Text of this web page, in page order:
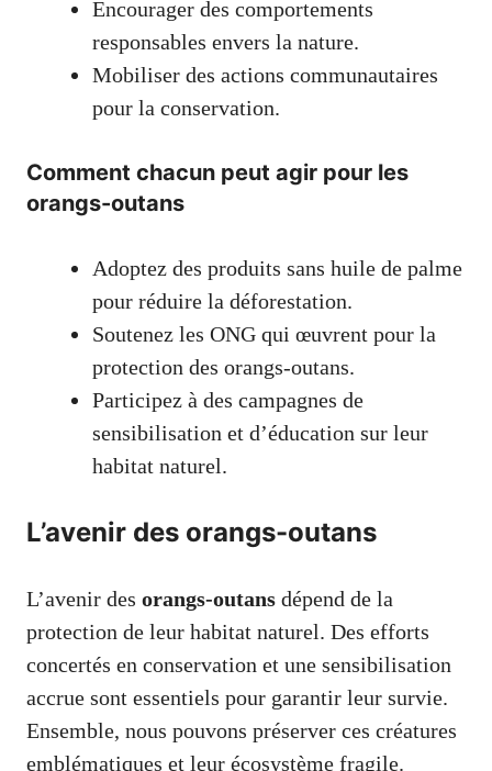
Encourager des comportements
responsables envers la nature.
Mobiliser des actions communautaires
pour la conservation.
Comment chacun peut agir pour les
orangs-outans
Adoptez des produits sans huile de palme
pour réduire la déforestation.
Soutenez les ONG qui œuvrent pour la
protection des orangs-outans.
Participez à des campagnes de
sensibilisation et d’éducation sur leur
habitat naturel.
L’avenir des orangs-outans
L’avenir des orangs-outans dépend de la
protection de leur habitat naturel. Des efforts
concertés en conservation et une sensibilisation
accrue sont essentiels pour garantir leur survie.
Ensemble, nous pouvons préserver ces créatures
emblématiques et leur écosystème fragile.